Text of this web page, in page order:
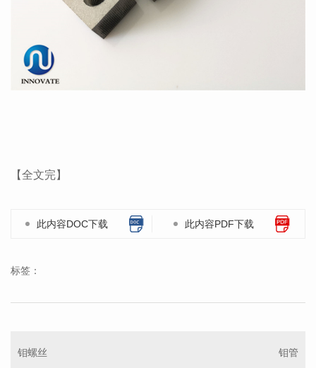
【全文完】
此内容DOC下载 此内容PDF下载
标签：
钼螺丝 钼管